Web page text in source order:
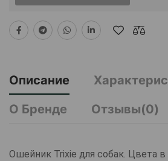
Описание
О Бренде
Отзывы(0)
Ошейник Trixie для собак. Цвета в